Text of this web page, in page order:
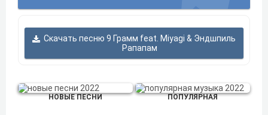
Скачать песню 9 Грамм feat. Miyagi & Эндшпиль
Рапапам
НОВЫЕ ПЕСНИ ПОПУЛЯРНАЯ